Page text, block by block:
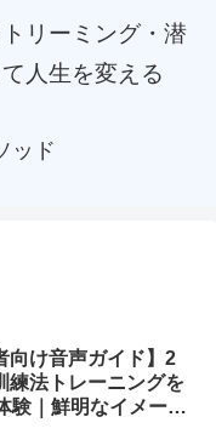
リーミング・潜
人生を変える
ッド
向け音声ガイド】2
練法トレーニングを
験｜鮮明なイメージ